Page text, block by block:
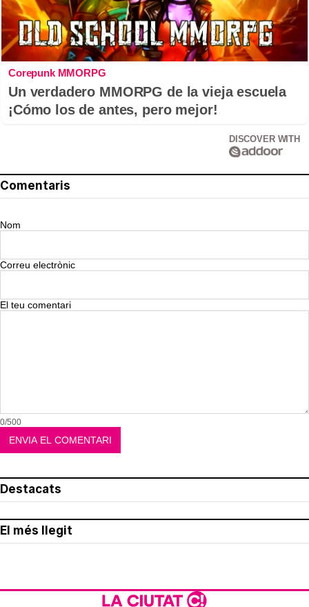
Corepunk MMORPG
Un verdadero MMORPG de la vieja escuela
¡Cómo los de antes, pero mejor!
DISCOVER WITH
Comentaris
Nom
Correu electrònic
El teu comentari
0/500
Destacats
El més llegit